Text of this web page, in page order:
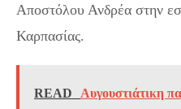
Αποστόλου Ανδρέα στην
Καρπασίας.
READ
Αυγουστιάτικη